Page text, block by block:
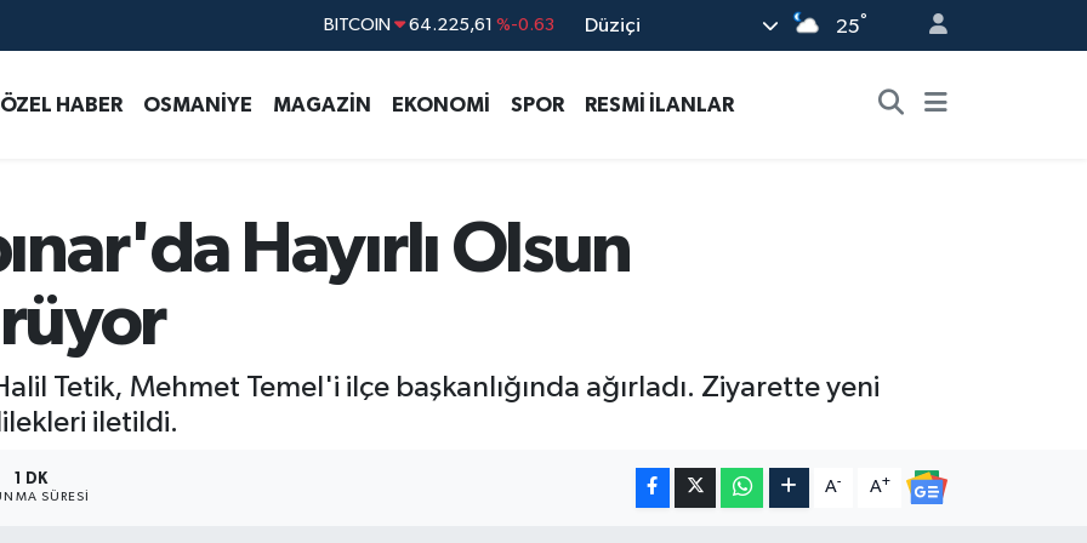
DOLAR 47,6704 %0
STERLİN 64,2143 %0
Düziçi 25°
ÖZEL HABER OSMANİYE MAGAZİN EKONOMİ SPOR RESMİ İLANLAR
Hayırlı Olsun
Tetik, Mehmet Temel'i ilçe başkanlığında ağırladı. Ziyarette yeni
iletildi.
1 DK
SÜRESI
A- A+